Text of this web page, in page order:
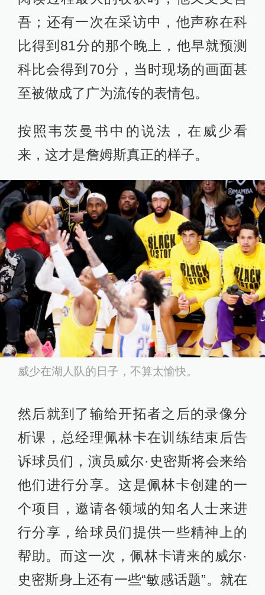
吾；还有一次在采访中，他声称在科
比得到81分的那个晚上，他早就预测
科比会得到70分，当时现场的画面甚
至被做成了广为流传的表情包。
按照韦茨曼书中的说法，在威少看
来，这才是詹姆斯真正的样子。
威少在湖人队的日子，不算太愉快。
然后就到了输给开拓者之后的录像分
析课，总经理佩林卡在训练结束后告
诉球员们，演员威尔·史密斯将会来给
他们进行分享。这是佩林卡创建的一
个项目，邀请各领域的知名人士来进
行分享，给球员们提供一些精神上的
帮助。而这一次，佩林卡请来的威尔·
史密斯身上还有一些“敏感话题”。就在